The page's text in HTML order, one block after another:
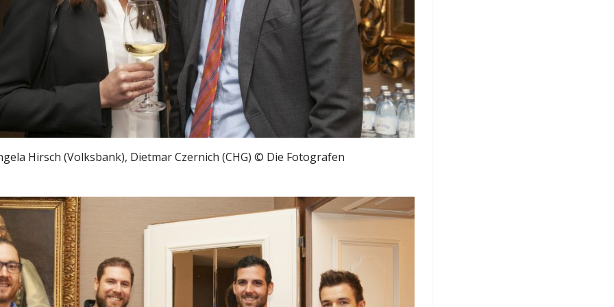
Hirsch (Volksbank), Dietmar Czernich (CHG) © Die Fotografen